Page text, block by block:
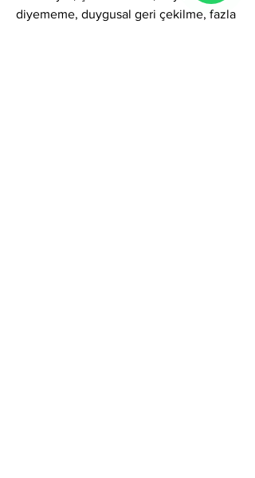
diyememe, duygusal geri çekilme, fazla